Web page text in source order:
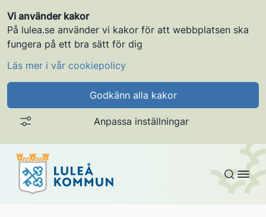
Vi använder kakor
På lulea.se använder vi kakor för att webbplatsen ska
fungera på ett bra sätt för dig
Läs mer i vår cookiepolicy
Godkänn alla kakor
Anpassa inställningar
Gå till innehållet